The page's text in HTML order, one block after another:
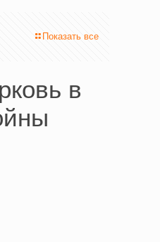
Показать все
в